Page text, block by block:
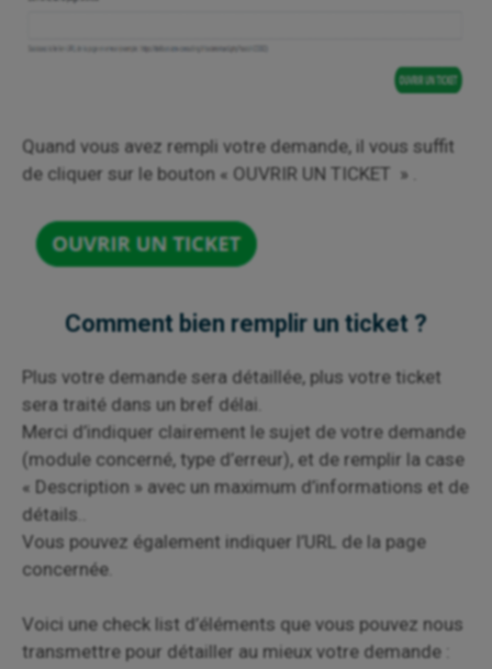
Quand vous avez rempli votre demande, il vous suffit
de cliquer sur le bouton « OUVRIR UN TICKET » .
Comment bien remplir un ticket ?
Plus votre demande sera détaillée, plus votre ticket
sera traité dans un bref délai.
Merci d’indiquer clairement le sujet de votre demande
(module concerné, type d’erreur), et de remplir la case
« Description » avec un maximum d’informations et de
détails..
Vous pouvez également indiquer l’URL de la page
concernée.
Voici une check list d’éléments que vous pouvez nous
transmettre pour détailler au mieux votre demande :